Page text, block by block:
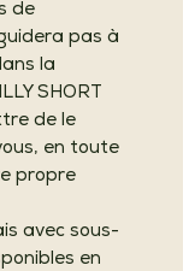
de
pas à
la
SHORT
de le
en toute
propre
avec sous-
en